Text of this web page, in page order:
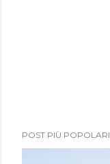
POST PIÙ POPOLARI